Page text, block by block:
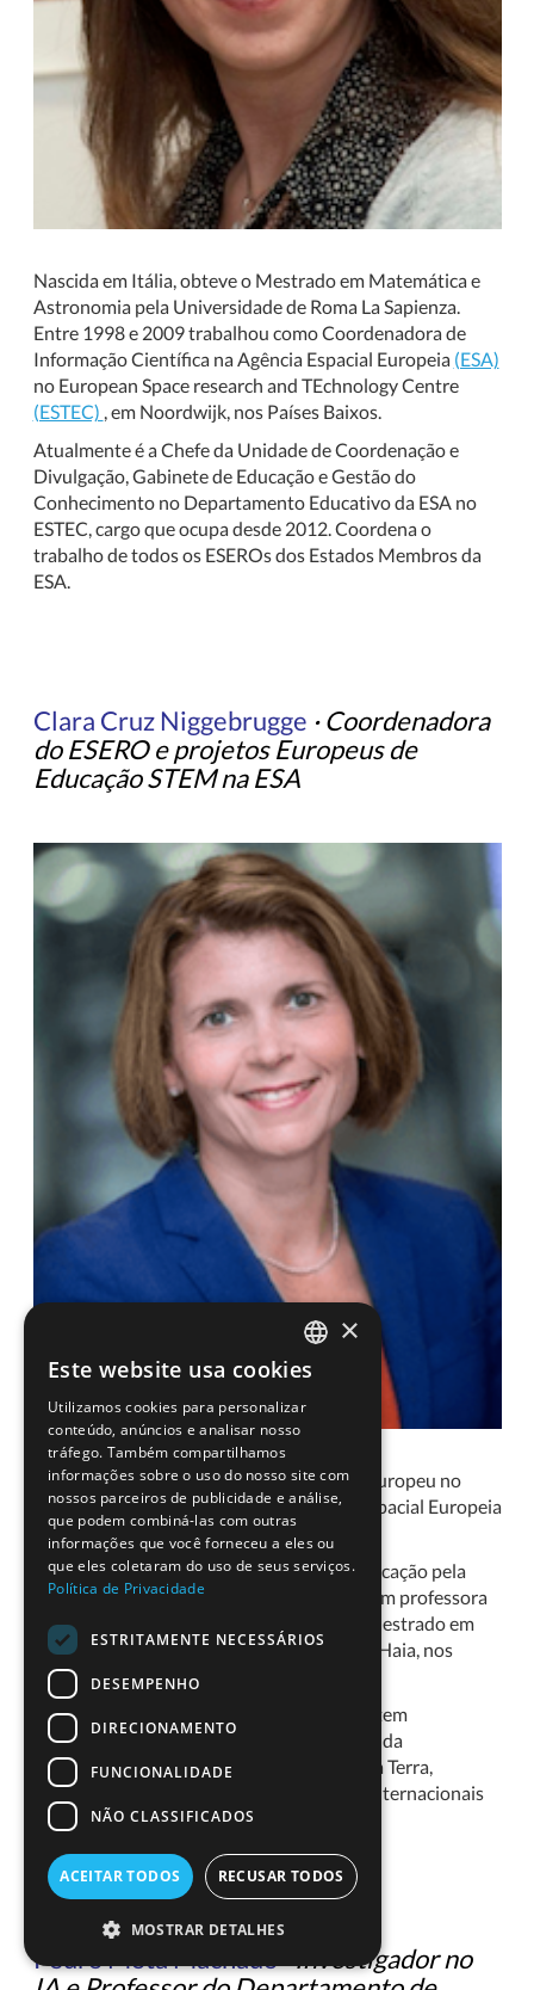
Nascida em Itália, obteve o Mestrado em Matemática e
Astronomia pela Universidade de Roma La Sapienza.
Entre 1998 e 2009 trabalhou como Coordenadora de
Informação Científica na Agência Espacial Europeia (ESA)
no European Space research and TEchnology Centre
(ESTEC) , em Noordwijk, nos Países Baixos.
Atualmente é a Chefe da Unidade de Coordenação e
Divulgação, Gabinete de Educação e Gestão do
Conhecimento no Departamento Educativo da ESA no
ESTEC, cargo que ocupa desde 2012. Coordena o
trabalho de todos os ESEROs dos Estados Membros da
ESA.
Clara Cruz Niggebrugge ·Coordenadora
do ESERO e projetos Europeus de
Educação STEM na ESA
Coordenadora do Projeto ESERO a nível Europeu no
Departamento de Educação da Agência Espacial Europeia
ESA).
Licenciada em Matemática no ramo da Educação pela
Faculdade de Ciências de Lisboa, foi também professora
desta disciplina. Mais tarde completou o Mestrado em
Gestão de Comunicação Internacional em Haia, nos
Países Baixos.
Trabalha na ESA há mais de 15 anos, onde tem
desempenhado diversas funções nas áreas da
comunicação de missões de Observação da Terra,
Exploração Espacial e gestão de projetos internacionais
ligados à Comunicação e Educação.
Pedro Mota Machado·Investigador no
PORTUGUESE
ENGLISH
×
Este website usa cookies
Utilizamos cookies para personalizar
conteúdo, anúncios e analisar nosso
tráfego. Também compartilhamos
informações sobre o uso do nosso site com
nossos parceiros de publicidade e análise,
que podem combiná-las com outras
informações que você forneceu a eles ou
que eles coletaram do uso de seus serviços.
Política de Privacidade
ESTRITAMENTE NECESSÁRIOS
DESEMPENHO
DIRECIONAMENTO
FUNCIONALIDADE
NÃO CLASSIFICADOS
ACEITAR TODOS RECUSAR TODOS
MOSTRAR DETALHES